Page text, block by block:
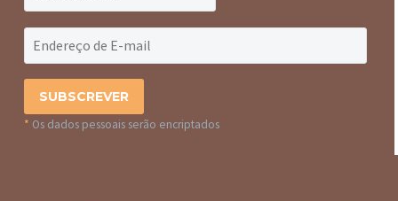
* Os dados pessoais serão encriptados